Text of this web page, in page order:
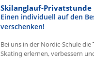
Skilanglauf-Privatstunde
Einen individuell auf den
verschenken!
Bei uns in der Nordic-Schule
Skating erlernen, verbessern